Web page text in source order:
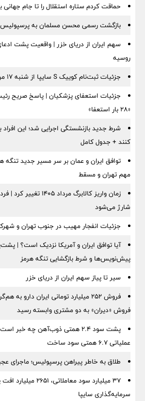
حماقت کردم ستاره استقلال را تا جام جهانی
بازگشت رسمی محسن مسلمان به پرسپولیس
سهم ایران از دریای خزر | واقعیت پشت
روسیه
جزئیات ثبت‌نام کوییک S سایپا از شنبه ۱۷ مرداد + جدول شرایط
جزئیات استعفای پزشکیان | پاسخ صریح
«۲۸ بار استعفا»
کنند + جدول کامل
توافق ایران و عمان بر سر مسیر جدید تنگه
مهم تهران و مسقط
زمان واریز کالابرگ
شارژ می‌شود
جزئیات انفجار مهیب در جنوب تهران و
آیا توافق ایران و آمریکا نزدیک است؟ |
پیش‌نویس‌ها و شرط بازگشایی تنگه هرمز
سیر تا پیاز سهم ایران از دریای خزر
فروش ۲۵۲ میلیارد تومانی ایران دارو
فروش «دیران» به دو مشتری وابسته رسید
پشت سود ۲.۴ همتی ذوب‌آهن چه خبر
عملیاتی ۶.۷ همتی سود ساخت
طلاق به خاطر پیراهن پرسپولیس؛ ماجرای
۳۷ میلیارد سود معاملاتی،
سرمایه‌گذاری سایپا